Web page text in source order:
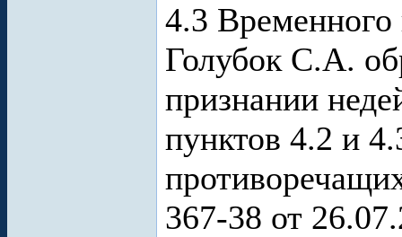
4.3
Голубок С.А.
признании
пунктов 4.2 и
367-38 от